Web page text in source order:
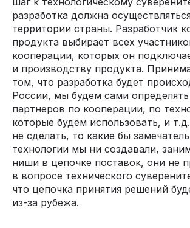
разработка должна
территории страны. Разработчик
продукта выбирает всех
кооперации, которых он
и производству продукта.
том, что разработка будет
России, мы будем сами
партнеров по кооперации, по
которые будем использовать, и
не сделать, то какие бы
технологии мы ни создавали,
ниши в цепочке поставок, они не
в вопросе технического
что цепочка принятия решений
из-за рубежа.